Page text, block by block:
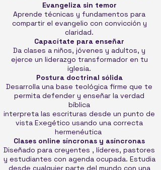
Evangeliza sin temor
Aprende técnicas y fundamentos para
compartir el evangelio con convicción y
claridad.
Capacítate para enseñar
Da clases a niños, jóvenes y adultos, y
ejerce un liderazgo transformador en tu
iglesia.
Postura doctrinal sólida
Desarrolla una base teológica firme que te
permita defender y enseñar la verdad
bíblica
interpreta las escrituras desde un punto de
vista Exegético usando una correcta
hermenéutica
Clases online síncronas y asíncronas
Diseñado para creyentes , líderes, pastores
y estudiantes con agenda ocupada. Estudia
desde cualquier parte del mundo con una